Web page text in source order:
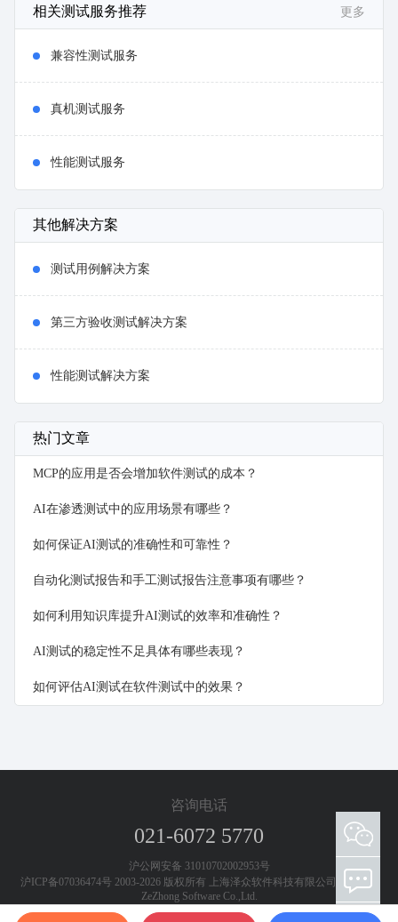
相关测试服务推荐 更多
兼容性测试服务
真机测试服务
性能测试服务
其他解决方案
测试用例解决方案
第三方验收测试解决方案
性能测试解决方案
热门文章
MCP的应用是否会增加软件测试的成本？
AI在渗透测试中的应用场景有哪些？
如何保证AI测试的准确性和可靠性？
自动化测试报告和手工测试报告注意事项有哪些？
如何利用知识库提升AI测试的效率和准确性？
AI测试的稳定性不足具体有哪些表现？
如何评估AI测试在软件测试中的效果？
咨询电话
021-6072 5770
沪公网安备 31010702002953号
沪ICP备07036474号 2003-2026 版权所有 上海泽众软件科技有限公司 Shanghai
ZeZhong Software Co.,Ltd.